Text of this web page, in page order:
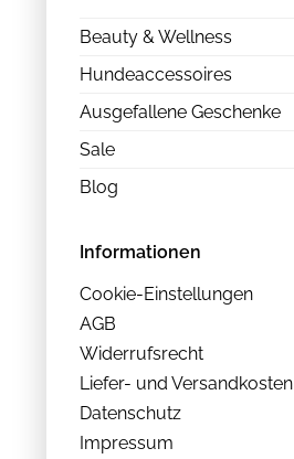
Beauty & Wellness
Hundeaccessoires
Ausgefallene Geschenke
Sale
Blog
Informationen
Cookie-Einstellungen
AGB
Widerrufsrecht
Liefer- und Versandkosten
Datenschutz
Impressum